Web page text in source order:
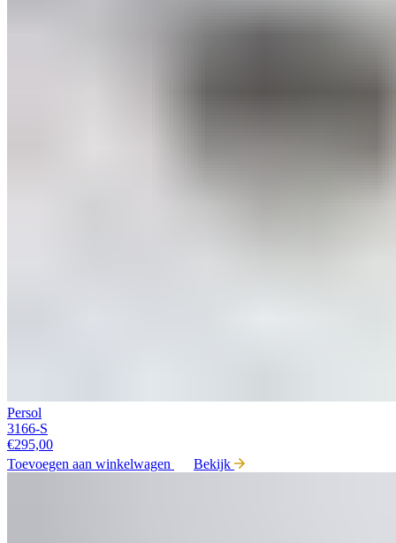
Persol
3166-S
€295,00
Toevoegen aan winkelwagen
Bekijk